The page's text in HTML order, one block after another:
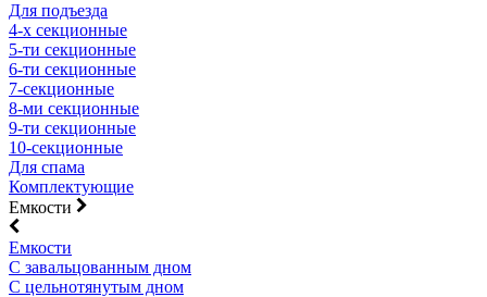
Для подъезда
4-х секционные
5-ти секционные
6-ти секционные
7-секционные
8-ми секционные
9-ти секционные
10-секционные
Для спама
Комплектующие
Емкости
Емкости
С завальцованным дном
С цельнотянутым дном